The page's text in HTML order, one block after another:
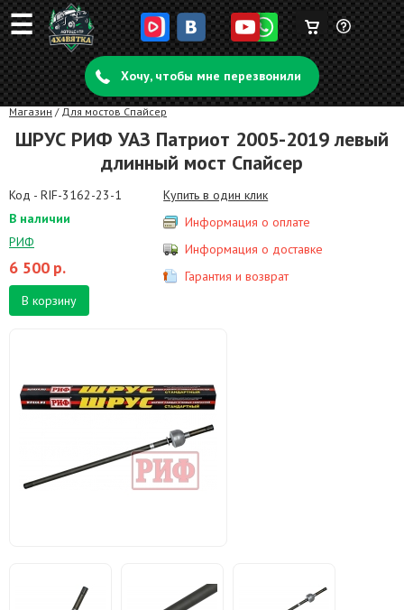
☰ Задать
вопрос
Корзина
пуста
Хочу, чтобы мне перезвонили
Магазин / Для мостов Спайсер
ШРУС РИФ УАЗ Патриот 2005-2019 левый
длинный мост Спайсер
Код - RIF-3162-23-1
В наличии
РИФ
6 500 р.
В корзину
Купить в один клик
Информация о оплате
Информация о доставке
Гарантия и возврат